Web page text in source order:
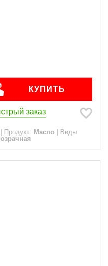
КУПИТЬ
заказ
Продукт: Масло
Виды